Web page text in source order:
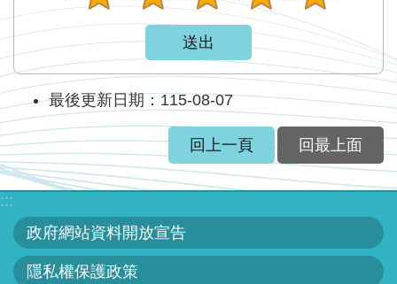
最後更新日期：115-08-07
回上一頁 回最上面
:::
政府網站資料開放宣告
隱私權保護政策